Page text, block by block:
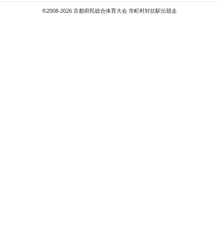
©2008-2026 京都府民総合体育大会 市町村対抗駅伝競走